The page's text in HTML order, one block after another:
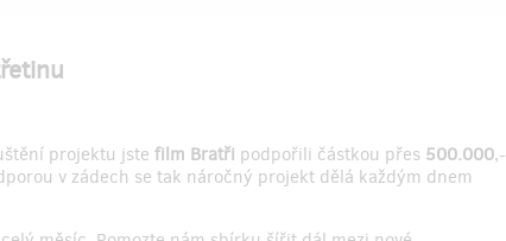
projektu jste film Bratři podpořili částkou přes 500.000,-
v zádech se tak náročný projekt dělá každým dnem